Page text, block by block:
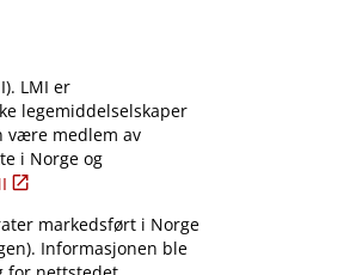
LMI er
legemiddelselskaper
være medlem av
i Norge og
markedsført i Norge
Informasjonen ble